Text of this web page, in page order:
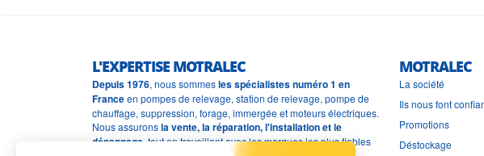
L'EXPERTISE MOTRALEC
Depuis 1976, nous sommesles spécialistes numéro 1 en
Franceen pompes de relevage, station de relevage, pompe de
chauffage, suppression, forage, immergée et moteurs électriques.
Nous assuronsla vente, la réparation, l'installation et le
dépannage , tout en travaillant avec les marques les plus fiables
MOTRALEC
La société
Ils nous font
Promotions
Déstockage